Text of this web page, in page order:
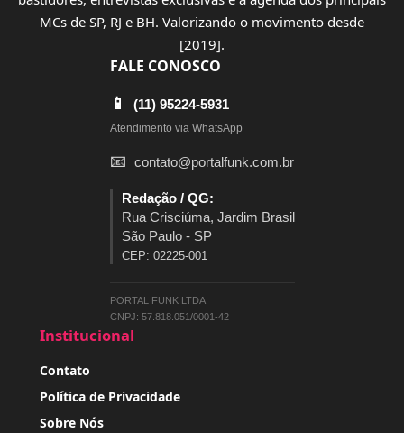
MCs de SP, RJ e BH. Valorizando o movimento desde
[2019].
FALE CONOSCO
📱 (11) 95224-5931
Atendimento via WhatsApp
📧 contato@portalfunk.com.br
Redação / QG:
Rua Crisciúma, Jardim Brasil
São Paulo - SP
CEP: 02225-001
PORTAL FUNK LTDA
CNPJ: 57.818.051/0001-42
Institucional
Contato
Política de Privacidade
Sobre Nós